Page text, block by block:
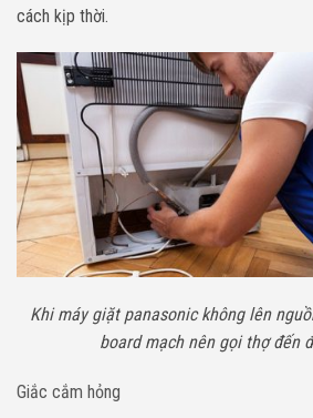
cách kịp thời.
Khi máy giặt panasonic không lên
board mạch nên gọi thợ đến
Giắc cắm hỏng